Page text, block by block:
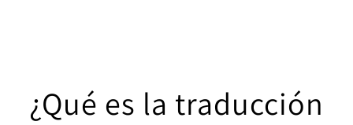
¿Qué es la traducción